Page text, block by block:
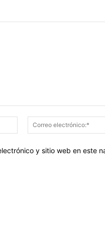
Nombre:*
y sitio web en este